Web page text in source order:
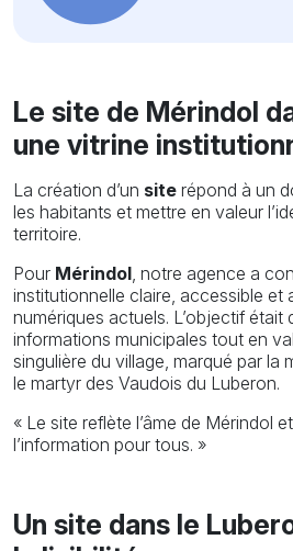
Le site de Mérindol
une vitrine
La création d’un site répond à un
les habitants et mettre en valeur
territoire.
Pour Mérindol, notre agence a
institutionnelle claire, accessible et
numériques actuels. L’objectif était
informations municipales tout en
singulière du village, marqué par la
le martyr des Vaudois du Luberon.
« Le site reflète l’âme de Mérindol
l’information pour tous. »
Un site dans le